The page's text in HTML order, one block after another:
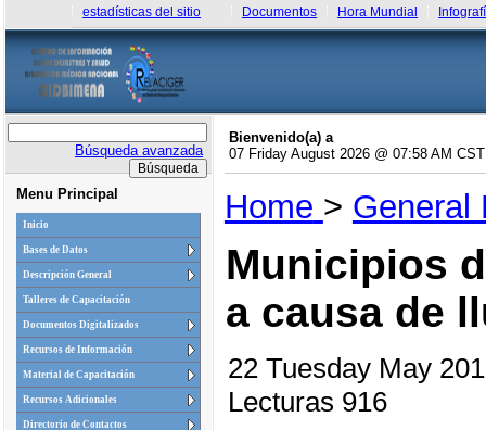
estadísticas del sitio Documentos Hora Mundial
Búsqueda avanzada
Menu Principal
Inicio
Bases de Datos
Descripción General
Talleres de Capacitación
Documentos Digitalizados
Recursos de Información
Material de Capacitación
Recursos Adicionales
Directorio de Contactos
Bienvenido(a) a
07 Friday August 2026 @ 07:58 AM CST
Home > General
Municipios
a causa de
22 Tuesday May
Lecturas 916